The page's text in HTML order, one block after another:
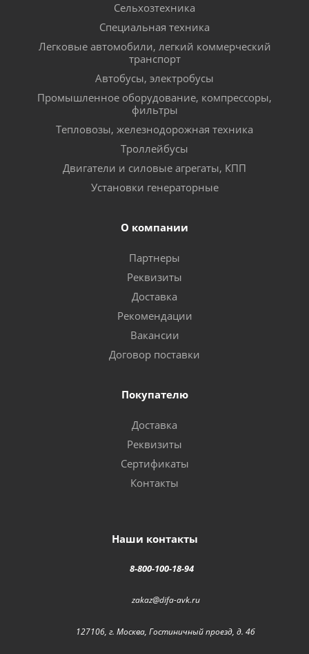
Сельхозтехника
Специальная техника
Легковые автомобили, легкий коммерческий
транспорт
Автобусы, электробусы
Промышленное оборудование, компрессоры,
фильтры
Тепловозы, железнодорожная техника
Троллейбусы
Двигатели и силовые агрегаты, КПП
Установки генераторные
О компании
Партнеры
Реквизиты
Доставка
Рекомендации
Вакансии
Договор поставки
Покупателю
Доставка
Реквизиты
Сертификаты
Контакты
Наши контакты
8-800-100-18-94
zakaz@difa-avk.ru
127106, г. Москва, Гостиничный проезд, д. 4б